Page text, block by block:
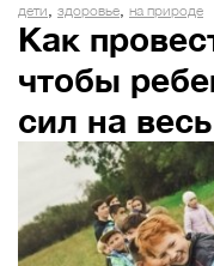
дети здоровье на природе
Как
чтобы
сил на